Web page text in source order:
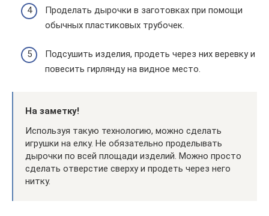
Проделать дырочки в заготовках при помощи
обычных пластиковых трубочек.
Подсушить изделия, продеть через них веревку и
повесить гирлянду на видное место.
На заметку!
Используя такую технологию, можно сделать
игрушки на елку. Не обязательно проделывать
дырочки по всей площади изделий. Можно просто
сделать отверстие сверху и продеть через него
нитку.